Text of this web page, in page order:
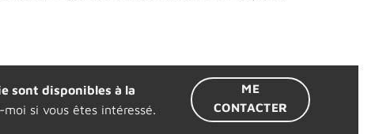
sont disponibles à la
si vous êtes intéressé.
ME
CONTACTER